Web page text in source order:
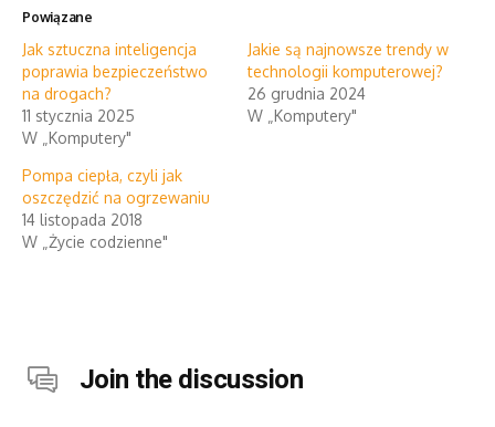
Powiązane
Jak sztuczna inteligencja
poprawia bezpieczeństwo
na drogach?
11 stycznia 2025
W „Komputery"
Jakie są najnowsze trendy w
technologii komputerowej?
26 grudnia 2024
W „Komputery"
Pompa ciepła, czyli jak
oszczędzić na ogrzewaniu
14 listopada 2018
W „Życie codzienne"
Join the discussion